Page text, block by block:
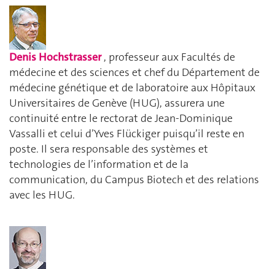
Denis Hochstrasser , professeur aux Facultés de
médecine et des sciences et chef du Département de
médecine génétique et de laboratoire aux Hôpitaux
Universitaires de Genève (HUG), assurera une
continuité entre le rectorat de Jean-Dominique
Vassalli et celui d’Yves Flückiger puisqu’il reste en
poste. Il sera responsable des systèmes et
technologies de l’information et de la
communication, du Campus Biotech et des relations
avec les HUG.